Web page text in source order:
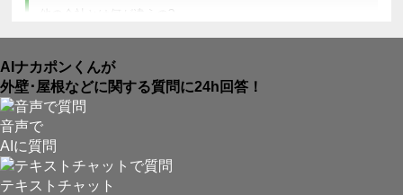
他の会社とは何が違うの?
AIナカポンくんが
外壁･屋根などに関する質問に24h回答！
音声で
AIに質問
テキストチャット